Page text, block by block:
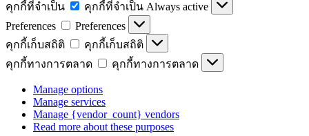
คุกกี้ที่จำเป็น
คุกกี้ที่จำเป็น Always active
Preferences
Preferences
คุกกี้เก็บสถิติ
คุกกี้เก็บสถิติ
คุกกี้ทางการตลาด
คุกกี้ทางการตลาด
Manage options
Manage services
Manage {vendor_count} vendors
Read more about these purposes